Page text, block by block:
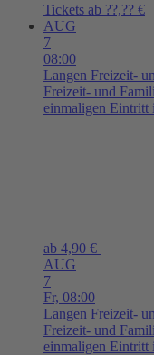
Tickets ab ??,?? €
AUG
7
08:00
Langen Freizeit-
Freizeit- und
einmaligen Eintritt
ab 4,90 €
AUG
7
Fr, 08:00
Langen Freizeit-
Freizeit- und
einmaligen Eintritt